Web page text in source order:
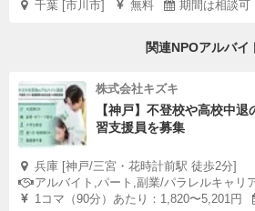
千葉 [市川市] 無料 期間は相談可
関連NPOアルバイ
株式会社キズキ
【神戸】不登校や高校中
習支援員を募集
兵庫 [神戸/三宮・花時計前駅 徒歩2分]
アルバイト,パート,副業/パラレルキャリ
1コマ（90分）あたり：1,820〜5,201円